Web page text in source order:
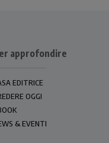
approfondire
EDITRICE
OGGI
& EVENTI